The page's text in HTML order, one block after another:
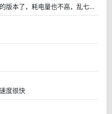
天哪，这个真的是最完美的版本了，耗电量也不高，乱七八糟的也没有，太赞了
度很快